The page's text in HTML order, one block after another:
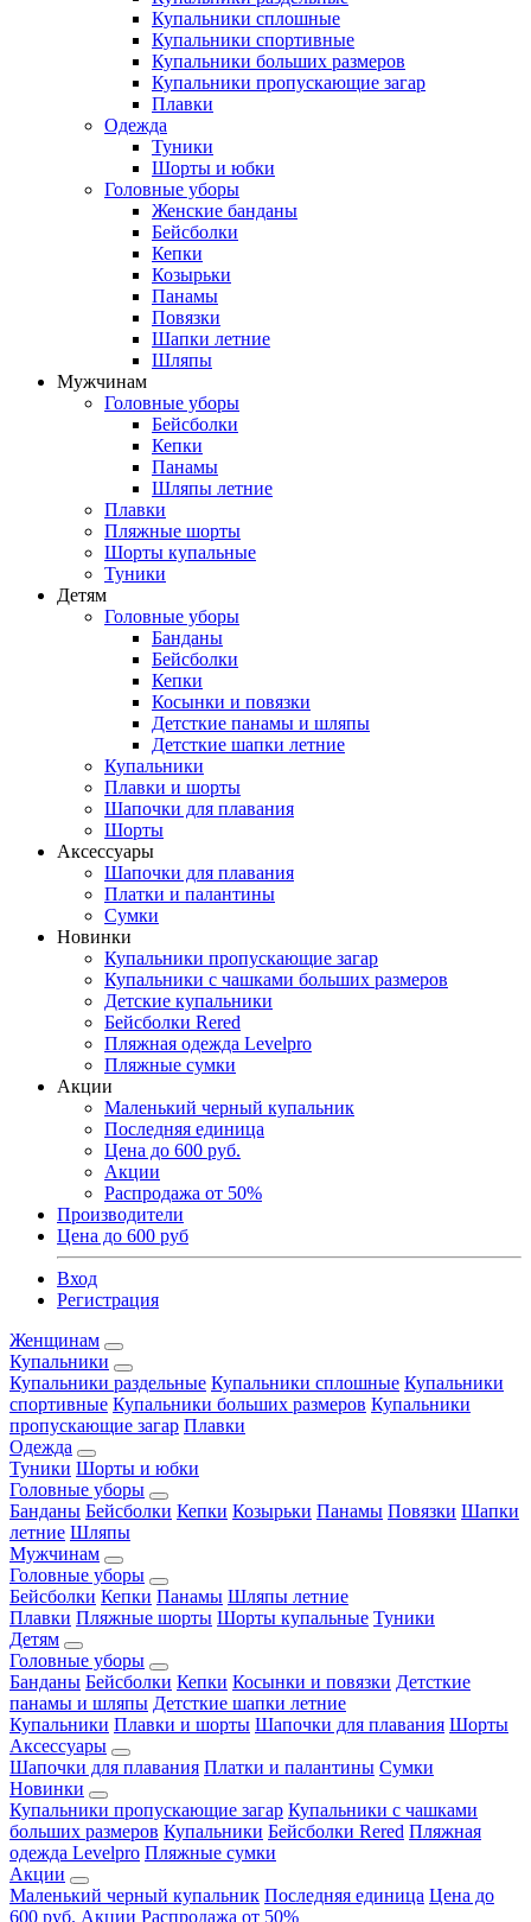
Купальники сплошные
Купальники спортивные
Купальники больших размеров
Купальники пропускающие загар
Плавки
Одежда
Туники
Шорты и юбки
Головные уборы
Женские банданы
Бейсболки
Кепки
Козырьки
Панамы
Повязки
Шапки летние
Шляпы
Мужчинам
Головные уборы
Бейсболки
Кепки
Панамы
Шляпы летние
Плавки
Пляжные шорты
Шорты купальные
Туники
Детям
Головные уборы
Банданы
Бейсболки
Кепки
Косынки и повязки
Детсткие панамы и шляпы
Детсткие шапки летние
Купальники
Плавки и шорты
Шапочки для плавания
Шорты
Аксессуары
Шапочки для плавания
Платки и палантины
Сумки
Новинки
Купальники пропускающие загар
Купальники с чашками больших размеров
Детские купальники
Бейсболки Rered
Пляжная одежда Levelpro
Пляжные сумки
Акции
Маленький черный купальник
Последняя единица
Цена до 600 руб.
Акции
Распродажа от 50%
Производители
Цена до 600 руб
Вход
Регистрация
Женщинам
Купальники
Купальники раздельные Купальники сплошные Купальники
спортивные Купальники больших размеров Купальники
пропускающие загар Плавки
Одежда
Туники Шорты и юбки
Головные уборы
Банданы Бейсболки Кепки Козырьки Панамы Повязки Шапки
летние Шляпы
Мужчинам
Головные уборы
Бейсболки Кепки Панамы Шляпы летние
Плавки Пляжные шорты Шорты купальные Туники
Детям
Головные уборы
Банданы Бейсболки Кепки Косынки и повязки Детсткие
панамы и шляпы Детсткие шапки летние
Купальники Плавки и шорты Шапочки для плавания Шорты
Аксессуары
Шапочки для плавания Платки и палантины Сумки
Новинки
Купальники пропускающие загар Купальники с чашками
больших размеров Купальники Бейсболки Rered Пляжная
одежда Levelpro Пляжные сумки
Акции
Маленький черный купальник Последняя единица Цена до
600 руб. Акции Распродажа от 50%